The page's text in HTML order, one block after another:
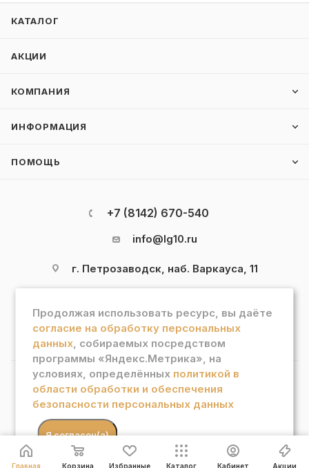
КАТАЛОГ
АКЦИИ
КОМПАНИЯ
ИНФОРМАЦИЯ
ПОМОЩЬ
+7 (8142) 670-540
info@lg10.ru
г. Петрозаводск, наб. Варкауса, 11
2026 © Интернет магазин "Лотос Гурман"
Продолжая использовать ресурс, вы даёте
согласие на обработку персональных
данных, собираемых посредством
программы «Яндекс.Метрика», на
условиях, определённых политикой в
области обработки и обеспечения
безопасности персональных данных
. Я согласен(а)
Главная Корзина Избранные Каталог Кабинет Акции